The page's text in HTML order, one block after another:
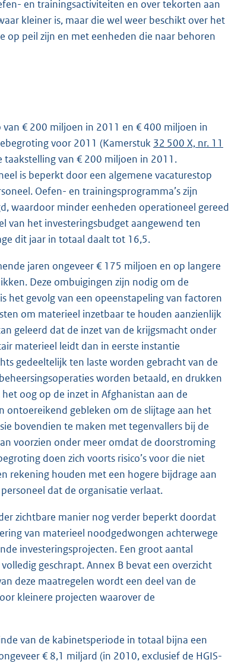
en trainingsactiviteiten en over tekorten aan
kleiner is, maar die wel weer beschikt over het
peil zijn en met eenheden die naar behoren
€ 200 miljoen in 2011 en € 400 miljoen in
voor 2011 (Kamerstuk 32 500 X, nr. 11
van € 200 miljoen in 2011.
is beperkt door een algemene vacaturestop
Oefen- en trainingsprogramma’s zijn
waardoor minder eenheden operationeel gereed
van het investeringsbudget aangewend ten
dit jaar in totaal daalt tot 16,5.
jaren ongeveer € 175 miljoen en op langere
Deze ombuigingen zijn nodig om de
het gevolg van een opeenstapeling van factoren
om materieel inzetbaar te houden aanzienlijk
geleerd dat de inzet van de krijgsmacht onder
materieel leidt dan in eerste instantie
gedeeltelijk ten laste worden gebracht van de
worden betaald, en drukken
oog op de inzet in Afghanistan aan de
ontoereikend gebleken om de slijtage aan het
bovendien te maken met tegenvallers bij de
voorzien onder meer omdat de doorstroming
doen zich voorts risico’s voor die niet
rekening houden met een hogere bijdrage aan
dat de organisatie verlaat.
zichtbare manier nog verder beperkt doordat
van materieel noodgedwongen achterwege
investeringsprojecten. Een groot aantal
geschrapt. Annex B bevat een overzicht
deze maatregelen wordt een deel van de
kleinere projecten waarover de
van de kabinetsperiode in totaal bijna een
€ 8,1 miljard (in 2010, exclusief de HGIS-